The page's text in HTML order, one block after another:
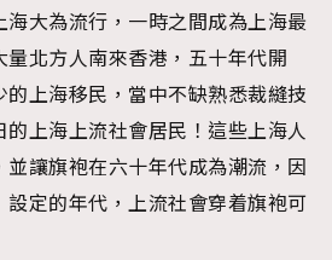
海大為流行，一時之間成為上海最
北方人南來香港，五十年代開
上海移民，當中不缺熟悉裁縫技
上海上流社會居民！這些上海人
讓旗袍在六十年代成為潮流，因
設定的年代，上流社會穿着旗袍可